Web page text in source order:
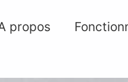
propos